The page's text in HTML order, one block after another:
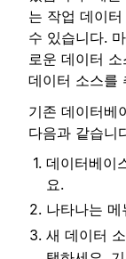
는 작업 데이
수 있습니다.
로운 데이터
데이터 소스를
기존 데이터베
다음과 같습니
데이터베이
요.
나타나는 메
새 데이터